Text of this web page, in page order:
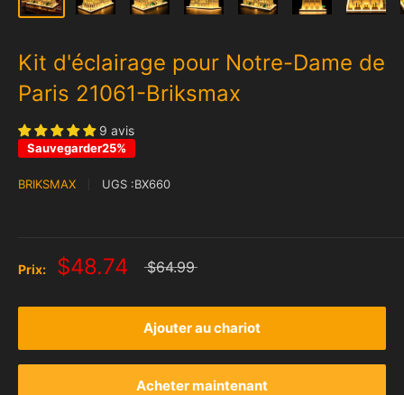
Kit d'éclairage pour Notre-Dame de
Paris 21061-Briksmax
9 avis
Sauvegarder25%
BRIKSMAX UGS :BX660
Prix: $48.74 $64.99
Ajouter au chariot
Acheter maintenant